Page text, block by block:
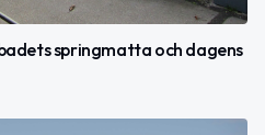
springmatta och dagens